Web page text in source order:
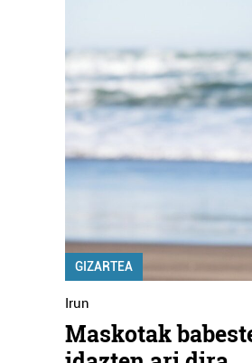
GIZARTEA
Irun
Maskotak